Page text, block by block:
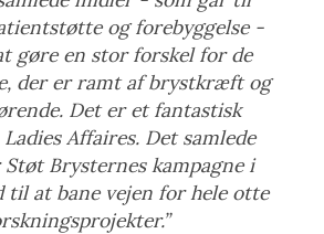
og forebyggelse -
gøre en stor forskel for de
der er ramt af brystkræft og
Det er et fantastisk
Affaires. Det samlede
Brysternes kampagne i
til at bane vejen for hele otte